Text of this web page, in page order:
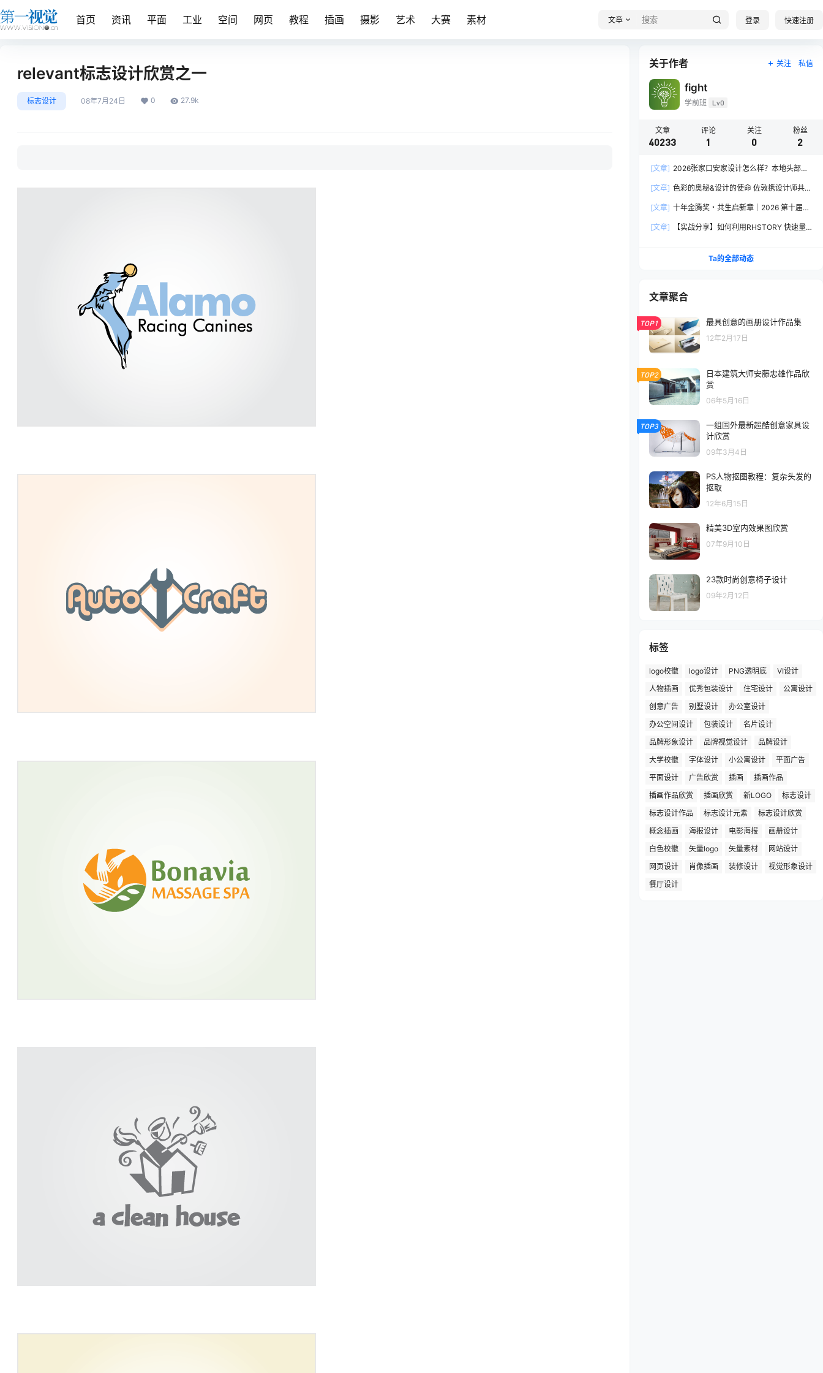
首页 资讯 平面 工业 空间 网页 教程 插画 摄影 艺术 大赛 素材 文章 登录 快速注册
relevant标志设计欣赏之一
标志设计 08年7月24日 0 27.9k
关于作者 关注 私信
fight
学前班 Lv0
文章
40233
评论
1
关注
0
粉丝
2
[文章] 2026张家口安家设计怎么样？本地头部全
[文章] 色彩的奥秘&设计的使命 佐敦携设计师共探
[文章] 十年金腾奖・共生启新章｜2026 第十届金
[文章]
【实战分享】如何利用RHSTORY 快速量
Ta的全部动态
文章聚合
TOP1 最具创意的画册设计作品集
12年2月17日
TOP2
日本建筑大师安藤忠雄作品欣
赏
06年5月16日
TOP3
一组国外最新超酷创意家具设
计欣赏
09年3月4日
PS人物抠图教程：复杂头发的
抠取
12年6月15日
精美3D室内效果图欣赏
07年9月10日
23款时尚创意椅子设计
09年2月12日
标签
logo校徽 logo设计 PNG透明底
VI设计
人物插画
优秀包装设计 住宅设计
公寓设计
创意广告
别墅设计
办公室设计
办公空间设计
包装设计
名片设计
品牌形象设计
品牌视觉设计
品牌设计
大学校徽
字体设计 小公寓设计
平面广告
平面设计
广告欣赏 插画
插画作品
插画作品欣赏
插画欣赏 新LOGO
标志设计
标志设计作品
标志设计元素
标志设计欣赏
概念插画
海报设计 电影海报
画册设计
白色校徽
矢量logo 矢量素材
网站设计
网页设计
肖像插画 装修设计
视觉形象设计
餐厅设计